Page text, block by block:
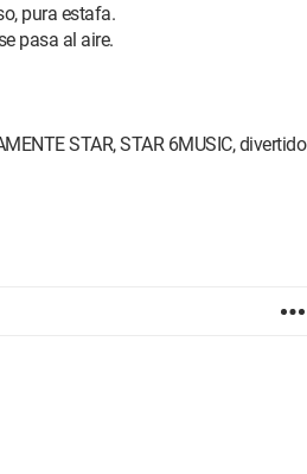
pura estafa.
pasa al aire.
STAR, STAR 6MUSIC, divertido